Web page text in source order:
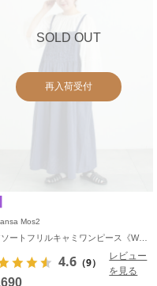
SOLD OUT
再入荷受付
Mos2
柄アソートフリルキャミワンピース《WEB限定カラーあり》
4.6 （9）
レビュー
を見る